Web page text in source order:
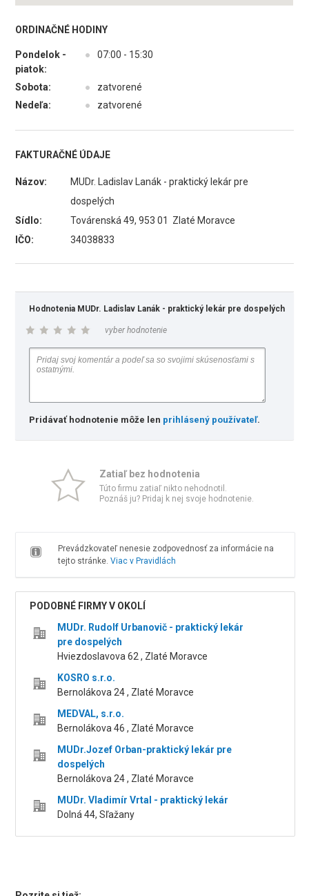
ORDINAČNÉ HODINY
Pondelok -
piatok:
● 07:00 - 15:30
Sobota: ●
zatvorené
Nedeľa:
● zatvorené
FAKTURAČNÉ ÚDAJE
Názov:
MUDr. Ladislav Lanák - praktický lekár pre
dospelých
Sídlo:
Továrenská 49, 953 01 Zlaté Moravce
IČO:
34038833
Hodnotenia MUDr. Ladislav Lanák - praktický lekár pre dospelých
vyber hodnotenie
Pridávať hodnotenie môže len prihlásený používateľ.
Zatiaľ bez hodnotenia
Túto firmu zatiaľ nikto nehodnotil.
Poznáš ju? Pridaj k nej svoje hodnotenie.
Prevádzkovateľ nenesie zodpovednosť za informácie na
tejto stránke. Viac v Pravidlách
PODOBNÉ FIRMY V OKOLÍ
MUDr. Rudolf Urbanovič - praktický lekár
pre dospelých
Hviezdoslavova 62 , Zlaté Moravce
KOSRO s.r.o.
Bernolákova 24 , Zlaté Moravce
MEDVAL, s.r.o.
Bernolákova 46 , Zlaté Moravce
MUDr.Jozef Orban-praktický lekár pre
dospelých
Bernolákova 24 , Zlaté Moravce
MUDr. Vladimír Vrtal - praktický lekár
Dolná 44, Sľažany